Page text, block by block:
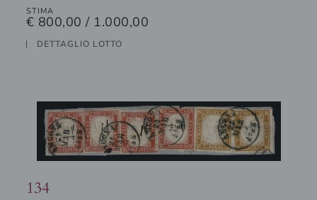
STIMA
€ 800,00 / 1.000,00
DETTAGLIO LOTTO
134